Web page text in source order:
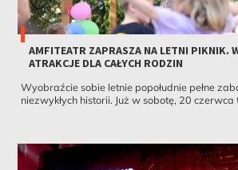
AMFITEATR ZAPRASZA NA LETNI PIKNIK.
ATRAKCJE DLA CAŁYCH RODZIN
Wyobraźcie sobie letnie popołudnie pełne
niezwykłych historii. Już w sobotę, 20 czerwca